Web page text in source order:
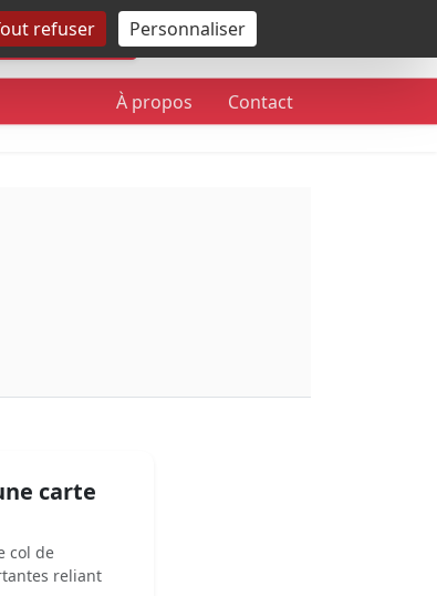
refuser Personnaliser
Rechercher
À propos Contact
carte
col de
reliant